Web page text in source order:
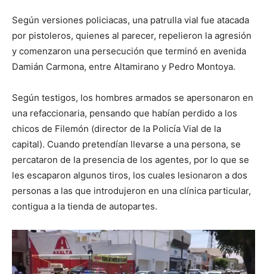
Según versiones policiacas, una patrulla vial fue atacada
por pistoleros, quienes al parecer, repelieron la agresión
y comenzaron una persecución que terminó en avenida
Damián Carmona, entre Altamirano y Pedro Montoya.
Según testigos, los hombres armados se apersonaron en
una refaccionaria, pensando que habían perdido a los
chicos de Filemón (director de la Policía Vial de la
capital). Cuando pretendían llevarse a una persona, se
percataron de la presencia de los agentes, por lo que se
les escaparon algunos tiros, los cuales lesionaron a dos
personas a las que introdujeron en una clínica particular,
contigua a la tienda de autopartes.